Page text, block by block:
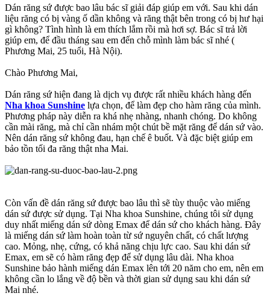
Dán răng sứ được bao lâu bác sĩ giải đáp giúp em với. Sau khi dán
liệu răng có bị vàng ố dần không và răng thật bên trong có bị hư hại
gì không? Tình hình là em thích lắm rồi mà hơi sợ. Bác sĩ trả lời
giúp em, để đầu tháng sau em đến chỗ mình làm bác sĩ nhé (
Phương Mai, 25 tuổi, Hà Nội).
Chào Phương Mai,
Dán răng sứ hiện đang là dịch vụ được rất nhiều khách hàng đến
Nha khoa Sunshine lựa chọn, để làm đẹp cho hàm răng của mình.
Phương pháp này diễn ra khá nhẹ nhàng, nhanh chóng. Do không
cần mài răng, mà chỉ cần nhám một chút bề mặt răng để dán sứ vào.
Nên dán răng sứ không đau, hạn chế ê buốt. Và đặc biệt giúp em
bảo tồn tối đa răng thật nha Mai.
Còn vấn đề dán răng sứ được bao lâu thì sẽ tùy thuộc vào miếng
dán sứ được sử dụng. Tại Nha khoa Sunshine, chúng tôi sử dụng
duy nhất miếng dán sứ dòng Emax để dán sứ cho khách hàng. Đây
là miếng dán sứ làm hoàn toàn từ sứ nguyên chất, có chất lượng
cao. Mỏng, nhẹ, cứng, có khả năng chịu lực cao. Sau khi dán sứ
Emax, em sẽ có hàm răng đẹp để sử dụng lâu dài. Nha khoa
Sunshine bảo hành miếng dán Emax lên tới 20 năm cho em, nên em
không cần lo lắng về độ bền và thời gian sử dụng sau khi dán sứ
Mai nhé.